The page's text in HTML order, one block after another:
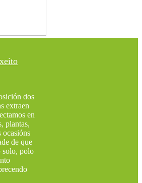
dos
extraen
en
plantas,
ocasións
de que
solo, polo